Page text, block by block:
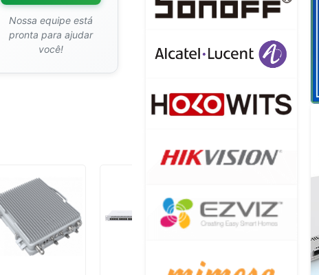
Nossa equipe está
pronta para ajudar
você!